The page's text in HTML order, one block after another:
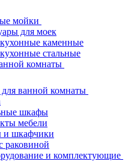
мойки
для моек
каменные
стальные
комнаты
ванной комнаты
шкафы
мебели
и шкафчики
раковиной
и комплектующие